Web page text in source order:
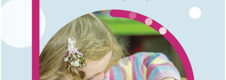
Pentru el
Pettson și Findus